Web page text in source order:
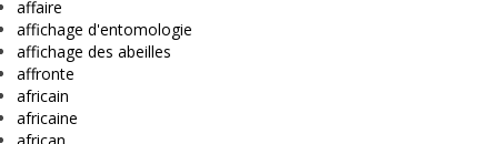
affaire
affichage d'entomologie
affichage des abeilles
affronte
africain
africaine
african